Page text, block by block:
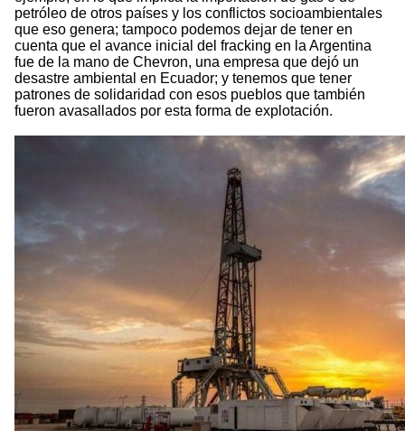
petróleo de otros países y los conflictos socioambientales
que eso genera; tampoco podemos dejar de tener en
cuenta que el avance inicial del fracking en la Argentina
fue de la mano de Chevron, una empresa que dejó un
desastre ambiental en Ecuador; y tenemos que tener
patrones de solidaridad con esos pueblos que también
fueron avasallados por esta forma de explotación.